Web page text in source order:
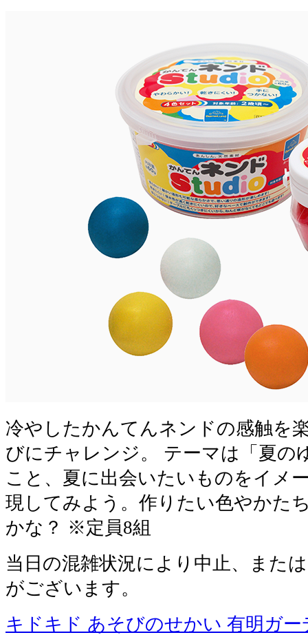
冷やしたかんてんネンドの感触を
びにチャレンジ。 テーマは「夏の
こと、夏に出会いたいものをイメ
現してみよう。作りたい色やかた
かな？ ※定員8組
当日の混雑状況により中止、また
がございます。
キドキド あそびのせかい 有明ガー